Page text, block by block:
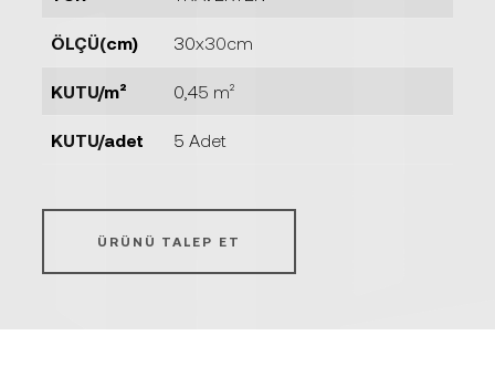
ÖLÇÜ(cm) 30x30cm
KUTU/m² 0,45 m²
KUTU/adet 5 Adet
ÜRÜNÜ TALEP ET